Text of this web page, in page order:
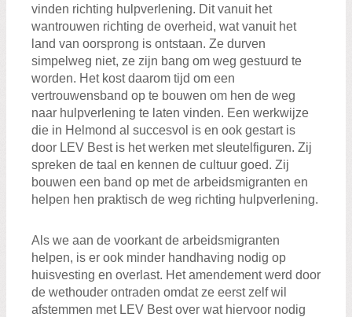
vinden richting hulpverlening. Dit vanuit het
wantrouwen richting de overheid, wat vanuit het
land van oorsprong is ontstaan. Ze durven
simpelweg niet, ze zijn bang om weg gestuurd te
worden. Het kost daarom tijd om een
vertrouwensband op te bouwen om hen de weg
naar hulpverlening te laten vinden. Een werkwijze
die in Helmond al succesvol is en ook gestart is
door LEV Best is het werken met sleutelfiguren. Zij
spreken de taal en kennen de cultuur goed. Zij
bouwen een band op met de arbeidsmigranten en
helpen hen praktisch de weg richting hulpverlening.
Als we aan de voorkant de arbeidsmigranten
helpen, is er ook minder handhaving nodig op
huisvesting en overlast. Het amendement werd door
de wethouder ontraden omdat ze eerst zelf wil
afstemmen met LEV Best over wat hiervoor nodig